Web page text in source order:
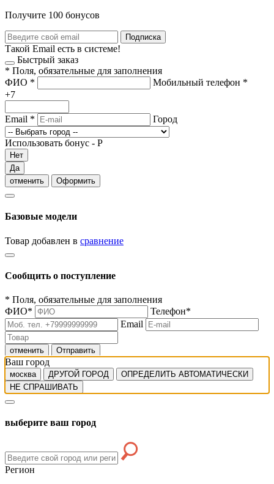
Получите 100 бонусов
Подписка
Такой Email есть в системе!
Быстрый заказ
* Поля, обязательные для заполнения
ФИО * Мобильный телефон *
+7
Email * Город
Использовать бонус - Р
Нет
Да
отменить
Оформить
Базовые модели
Товар добавлен в сравнение
Сообщить о поступление
* Поля, обязательные для заполнения
ФИО* Телефон*
Email
отменить Отправить
Ваш город
москва ДРУГОЙ ГОРОД
ОПРЕДЕЛИТЬ АВТОМАТИЧЕСКИ
НЕ СПРАШИВАТЬ
выберите ваш город
Регион